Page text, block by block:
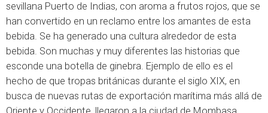
sevillana Puerto de Indias, con aroma a frutos rojos, que se
han convertido en un reclamo entre los amantes de esta
bebida. Se ha generado una cultura alrededor de esta
bebida. Son muchas y muy diferentes las historias que
esconde una botella de ginebra. Ejemplo de ello es el
hecho de que tropas británicas durante el siglo XIX, en
busca de nuevas rutas de exportación marítima más allá de